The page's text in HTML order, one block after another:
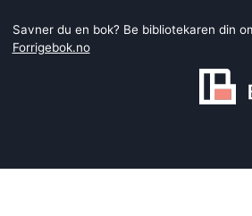
Savner du en bok? Be bibliotekaren din
Forrigebok.no